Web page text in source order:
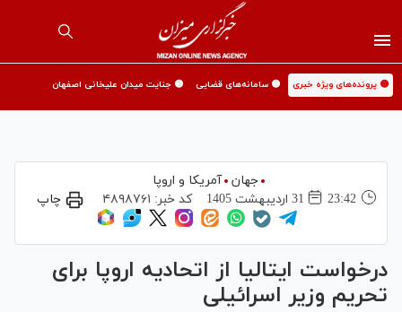
🟡 پرونده‌های ویژه خبری 🟡 سامانه‌های قضایی 🟡 جنایت میدان علیخانی اصفهان
جهان
آمریکا و اروپا
23:42
31 ارديبهشت 1405 کد خبر: ۴۸۹۸۷۶۱ چاپ
درخواست ایتالیا از اتحادیه اروپا برای
تحریم وزیر اسرائیلی